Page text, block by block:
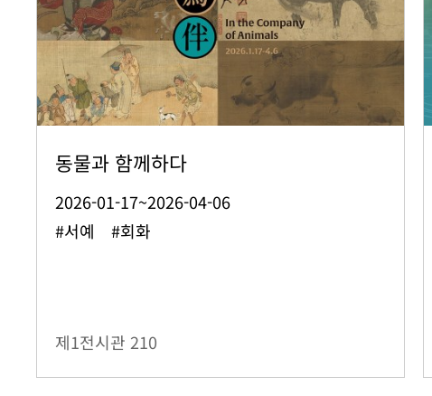
동물과 함께하다
2026-01-17~2026-04-06
#서예 #회화
제1전시관 210